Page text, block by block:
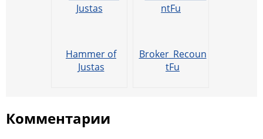
Hammer of
Justas
Broker_Recoun
tFu
Комментарии